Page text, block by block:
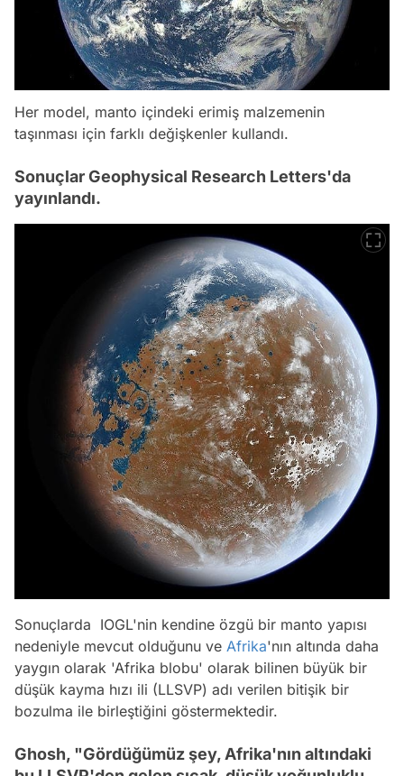
Her model, manto içindeki erimiş malzemenin
taşınması için farklı değişkenler kullandı.
Sonuçlar Geophysical Research Letters'da
yayınlandı.
Sonuçlarda IOGL'nin kendine özgü bir manto yapısı
nedeniyle mevcut olduğunu ve Afrika'nın altında daha
yaygın olarak 'Afrika blobu' olarak bilinen büyük bir
düşük kayma hızı ili (LLSVP) adı verilen bitişik bir
bozulma ile birleştiğini göstermektedir.
Ghosh, "Gördüğümüz şey, Afrika'nın altındaki